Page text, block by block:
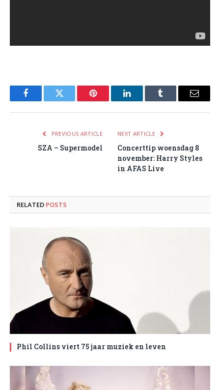
FacebookTwitter Pinterest LinkedInTumblr Email
PREVIOUS ARTICLE
SZA – Supermodel
NEXT ARTICLE
Concerttip woensdag 8
november: Harry Styles
in AFAS Live
RELATED POSTS
Phil Collins viert 75 jaar muziek en leven